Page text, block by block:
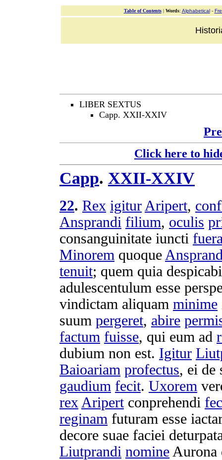
Table of Contents| Words: Alphabetical-
LIBER SEXTUS
Capp. XXII-XXIV
Click here to
Capp. XXII-XXIV
22. Rex igitur Aripert,
Ansprandi filium, oculis
consanguinitate iuncti
Minorem quoque
tenuit; quem quia
adulescentulum esse
vindictam aliquam minime
suum pergeret, abire
factum fuisse, qui eum ad
dubium non est. Igitur
Baioariam profectus, ei de
gaudium fecit. Uxorem
rex Aripert conprehendi
reginam futuram esse
decore suae faciei
Liutprandi nomine Aurona